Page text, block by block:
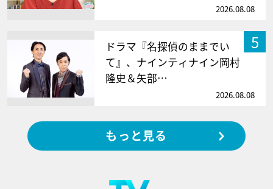
2026.08.08
5
ドラマ『名探偵のままでい
て』、ナインティナイン岡村
隆史＆矢部…
2026.08.08
もっと見る